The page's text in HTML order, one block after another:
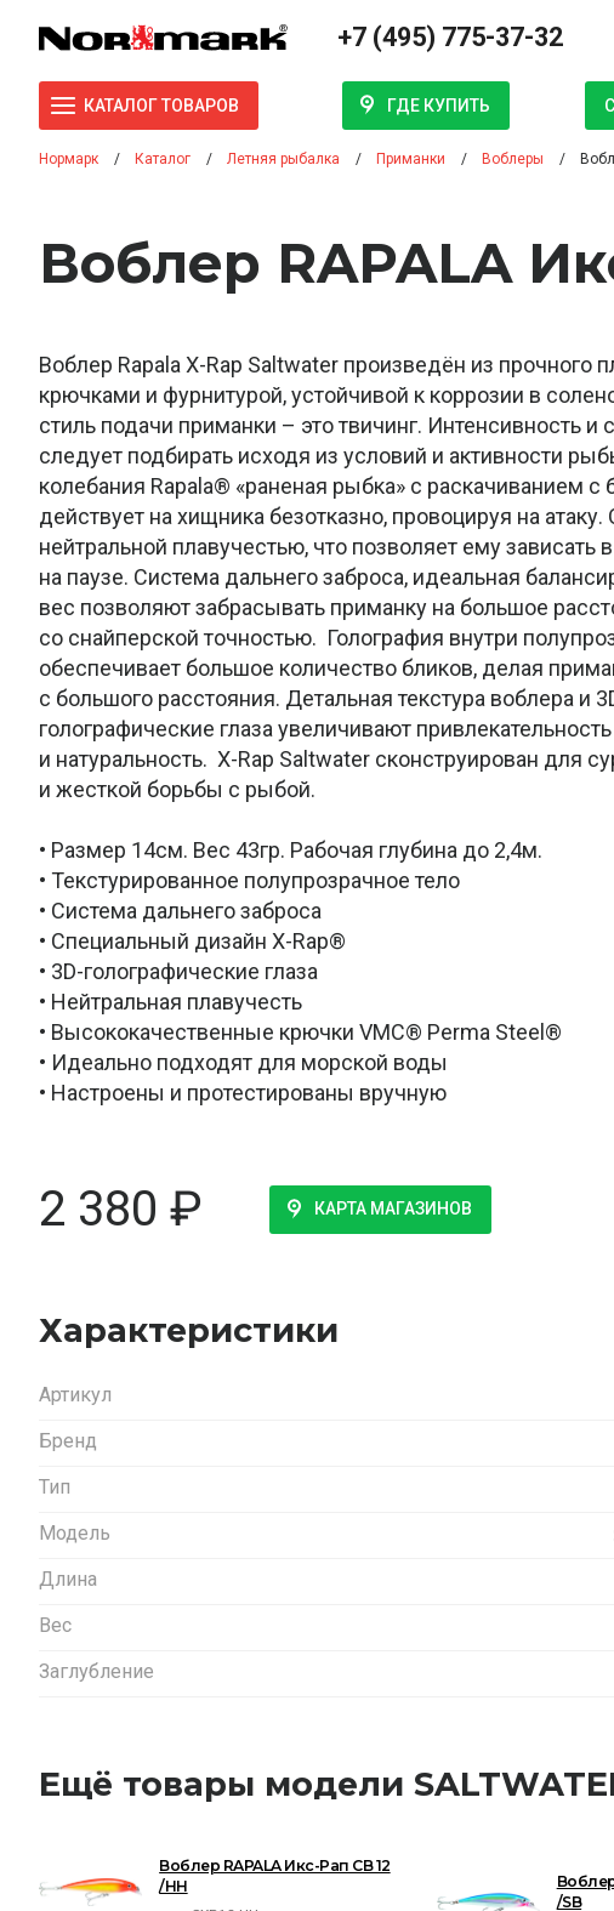
+7 (495) 775-37-32
КАТАЛОГ ТОВАРОВ ГДЕ КУПИТЬ
Нормарк Каталог Летняя рыбалка Приманки Воблеры
Воблер RAPALA
Воблер Rapala X-Rap Saltwater произведён из прочного
крючками и фурнитурой, устойчивой к коррозии в
стиль подачи приманки – это твичинг. Интенсивность и
следует подбирать исходя из условий и активности
колебания Rapala® «раненая рыбка» с раскачиванием с
действует на хищника безотказно, провоцируя на атаку.
нейтральной плавучестью, что позволяет ему зависать
на паузе. Система дальнего заброса, идеальная
вес позволяют забрасывать приманку на большое
со снайперской точностью. Голография внутри
обеспечивает большое количество бликов, делая
с большого расстояния. Детальная текстура воблера и
голографические глаза увеличивают привлекательность
и натуральность. X-Rap Saltwater сконструирован для
и жесткой борьбы с рыбой.
• Размер 14см. Вес 43гр. Рабочая глубина до 2,4м.
• Текстурированное полупрозрачное тело
• Система дальнего заброса
• Специальный дизайн X-Rap®
• 3D-голографические глаза
• Нейтральная плавучесть
• Высококачественные крючки VMC® Perma Steel®
• Идеально подходят для морской воды
• Настроены и протестированы вручную
2 380 ₽ КАРТА МАГАЗИНОВ
Характеристики
Артикул
Бренд
Тип
Модель
Длина
Вес
Заглубление
Ещё товары модели
Воблер RAPALA Икс-Рап СВ 12
/HH
/SB